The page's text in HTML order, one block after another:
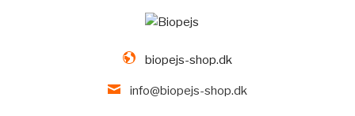
biopejs-shop.dk
info@biopejs-shop.dk